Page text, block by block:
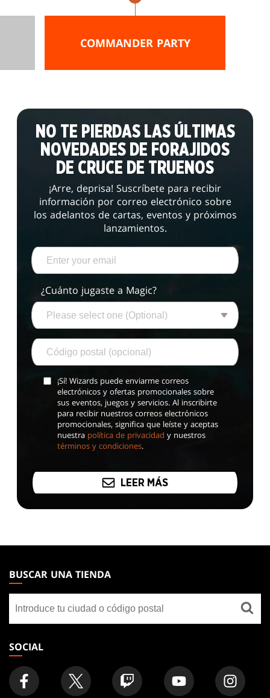
COMMANDER PARTY
NO TE PIERDAS LAS ÚLTIMAS
NOVEDADES DE FORAJIDOS
DE CRUCE DE TRUENOS
¡Arre, deprisa! Suscríbete para recibir
información por correo electrónico sobre
los adelantos de cartas, eventos y próximos
lanzamientos.
¿Cuánto jugaste a Magic?
¡Sí! Wizards puede enviarme correos
electrónicos y ofertas promocionales sobre
sus eventos, juegos y servicios. Al inscribirte
para recibir nuestros correos electrónicos
promocionales, significa que leíste y aceptas
nuestra política de privacidad y nuestros
términos y condiciones.
LEER MÁS
THE
GATHERING
FOOTER
BUSCAR UNA TIENDA
una
tienda
SOCIAL